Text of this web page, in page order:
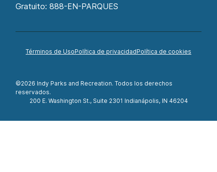
Gratuito: 888-EN-PARQUES
Términos de UsoPolítica de privacidadPolítica de cookies
©2026 Indy Parks and Recreation. Todos los derechos
reservados.
200 E. Washington St., Suite 2301 Indianápolis, IN 46204